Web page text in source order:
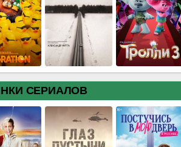
СЕРИАЛОВ